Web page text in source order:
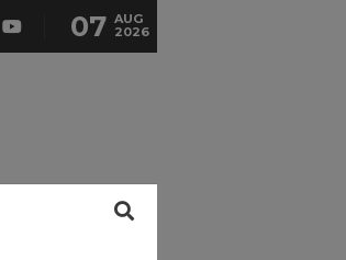
07 AUG
2026